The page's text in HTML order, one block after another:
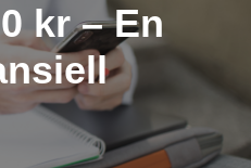
kr – En